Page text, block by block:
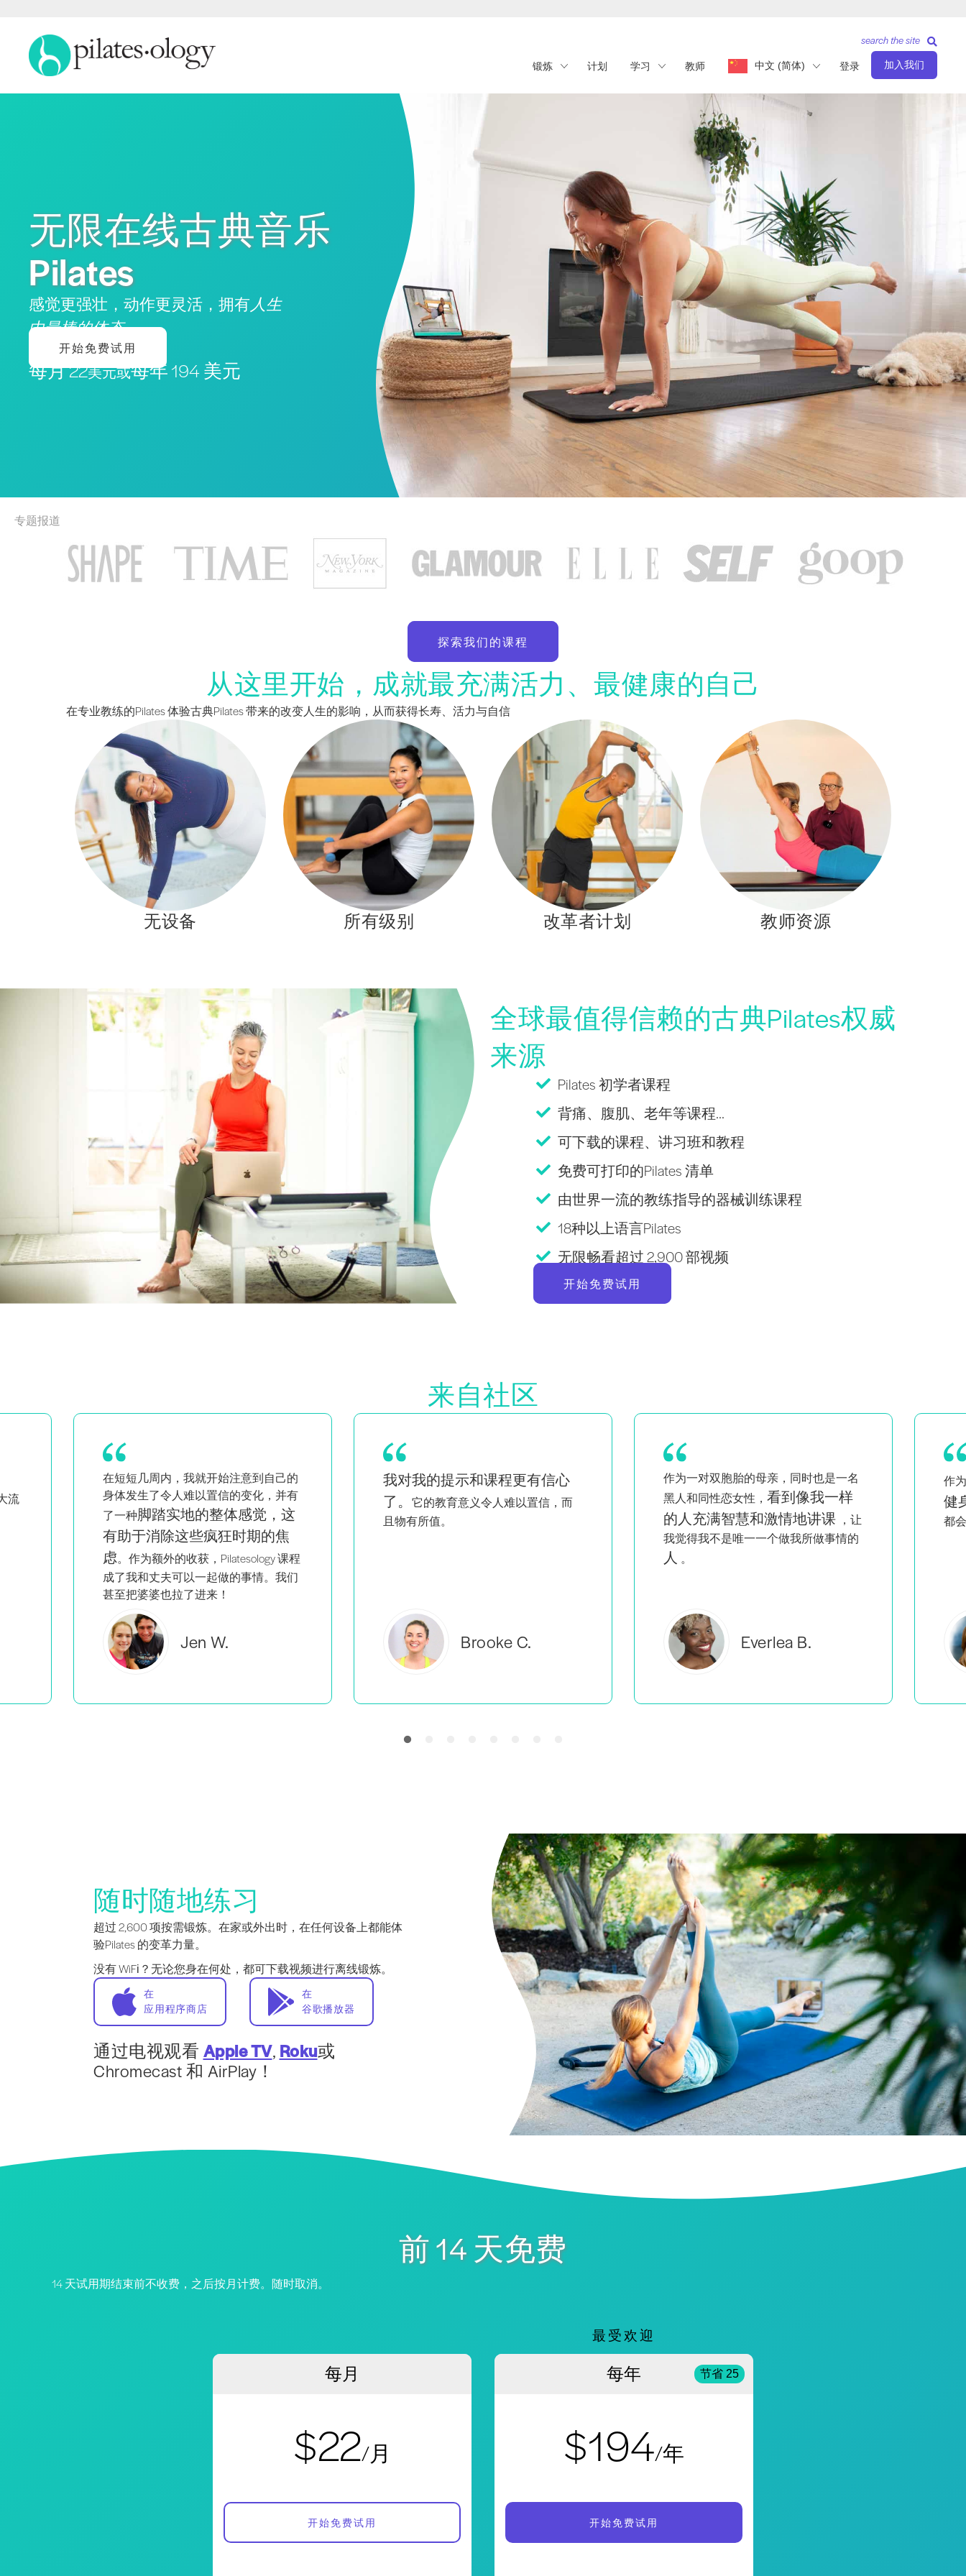
锻炼 计划 学习 教师 中文 (简体) 登录 加入我们
search the site
无限在线古典音乐
Pilates
感觉更强壮，动作更灵活，拥有 人生
中最棒的体态
开始免费试用
每月 22美元或每年 194 美元
专题报道
探索我们的课程
从这里开始，成就最充满活力、最健康的自己
在专业教练的Pilates 体验古典Pilates 带来的改变人生的影响，从而获得长寿、活力与自信
无设备 所有级别 改革者计划 教师资源
全球最值得信赖的古典Pilates权威
来源
Pilates 初学者课程
背痛、腹肌、老年等课程...
可下载的课程、讲习班和教程
免费可打印的Pilates 清单
由世界一流的教练指导的器械训练课程
18种以上语言Pilates
无限畅看超过 2,900 部视频
开始免费试用
来自社区
有
我对我的提示和课程更有信心
了。它的教育意义令人难以置信，而
且物有所值。
Brooke C.
作为一对双胞胎的母亲，同时也是一名
黑人和同性恋女性，看到像我一样
的人充满智慧和激情地讲课
Everlea B.
作为一个忙碌的母亲， 我喜欢在家
健身的便捷性。这些进步让我每天
都会回来！
Estelle S.
在
械
随时随地练习
超过 2,600 项按需锻炼。在家或外出时，在任何设备上都能体
验Pilates 的变革力量。
没有 WiFi？无论您身在何处，都可下载视频进行离线锻炼。
在
应用程序商店
在
谷歌播放器
通过电视观看 Apple TV, Roku或
Chromecast 和 AirPlay！
前 14 天免费
14 天试用期结束前不收费，之后按月计费。随时取消。
每月
$22/月
开始免费试用
最受欢迎
每年 节省 25
$194/年
开始免费试用